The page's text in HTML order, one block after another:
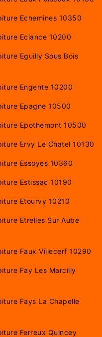
Echemines 10350
Eclance 10200
Eguilly Sous Bois
Engente 10200
Epagne 10500
Epothemont 10500
Ervy Le Chatel 10130
Essoyes 10360
Estissac 10190
Etourvy 10210
Etrelles Sur Aube
Faux Villecerf 10290
Fay Les Marcilly
Fays La Chapelle
Ferreux Quincey